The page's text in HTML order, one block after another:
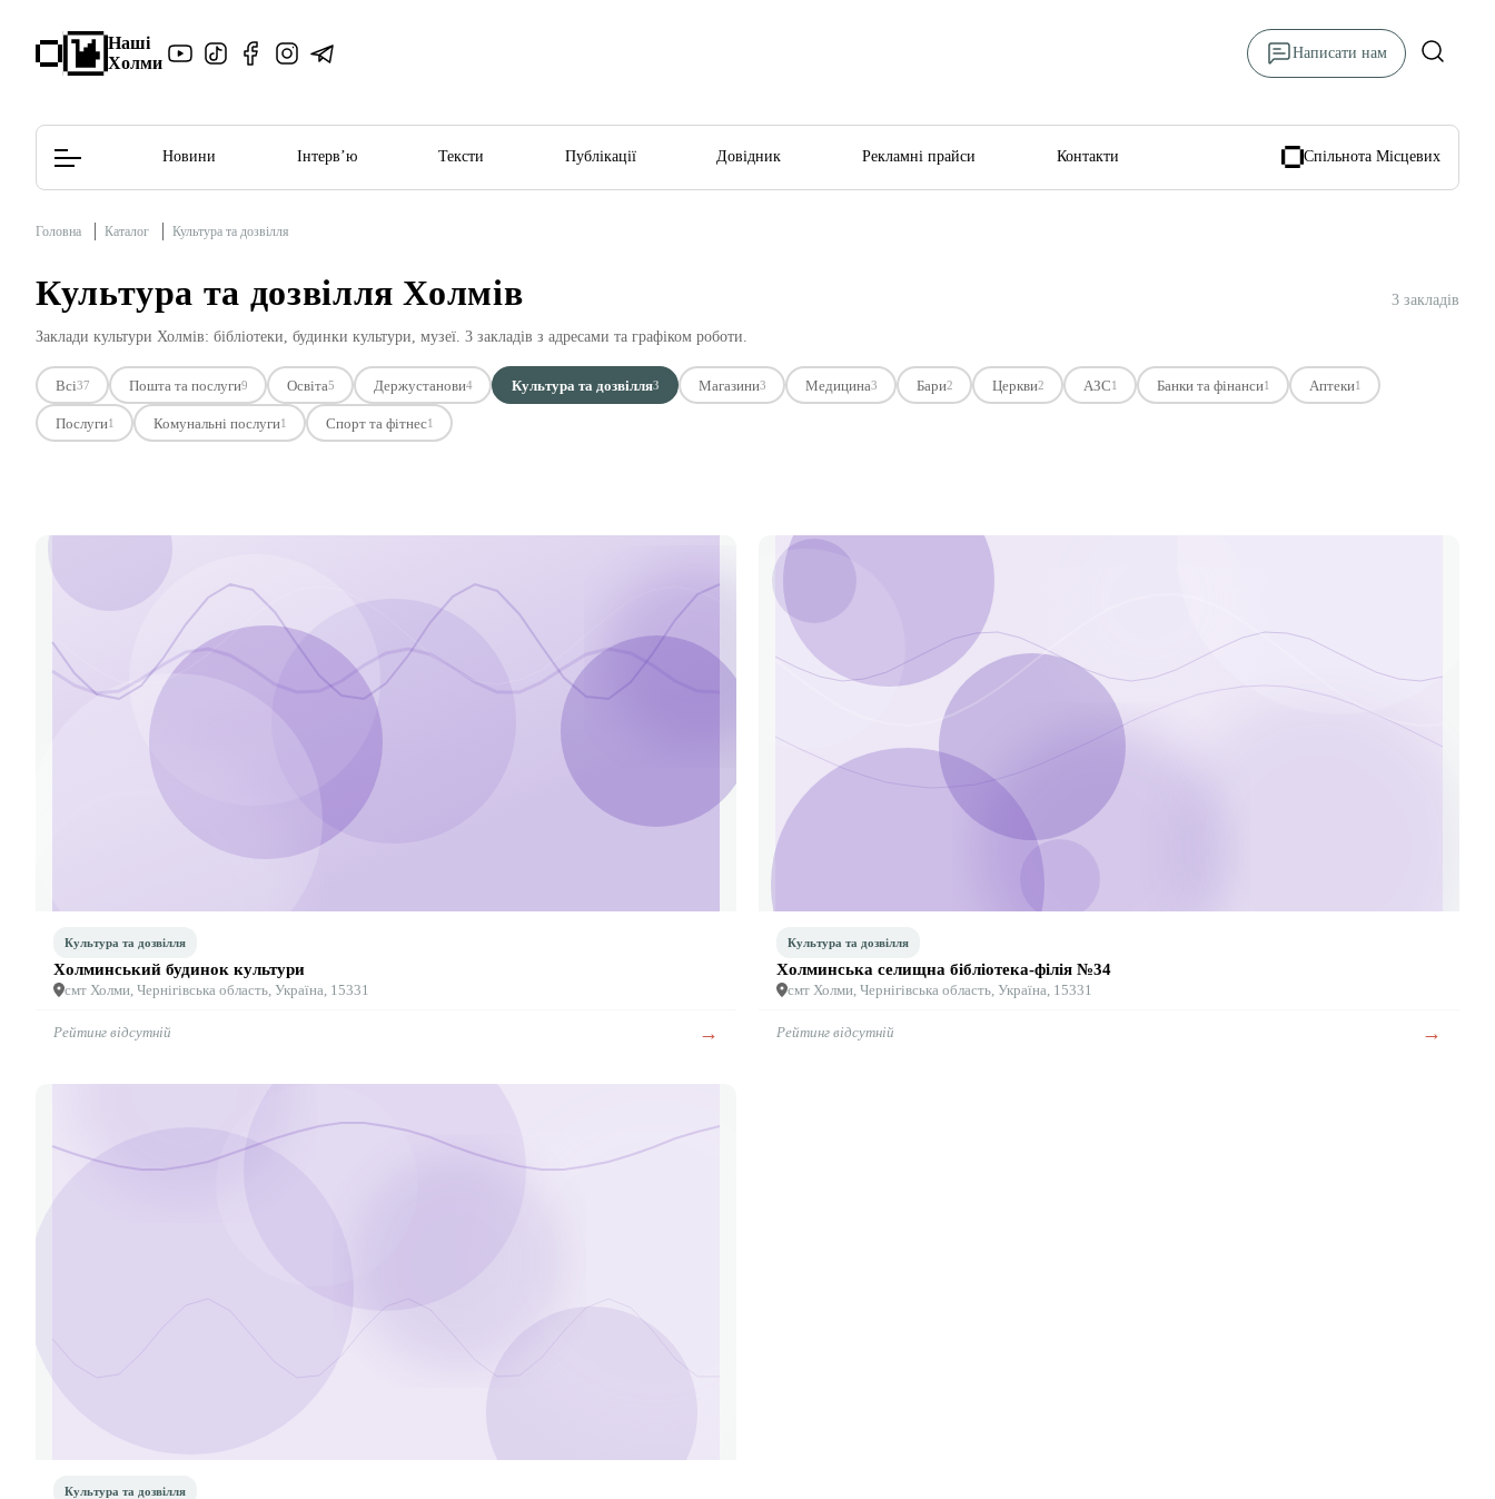
Наші
Холми
Написати нам
Редакційна політика
Новини Інтерв’ю Тексти Публікації Довідник Рекламні прайси Контакти Спільнота Місцевих
Головна Каталог Культура та дозвілля
Культура та дозвілля Холмів 3 закладів
Заклади культури Холмів: бібліотеки, будинки культури, музеї. 3 закладів з адресами та графіком роботи.
Всі37 Пошта та послуги9 Освіта5 Держустанови4 Культура та дозвілля3 Магазини3 Медицина3 Бари2 Церкви2 АЗС1 Банки та фінанси1 Аптеки1
Послуги1 Комунальні послуги1 Спорт та фітнес1
Культура та дозвілля
Холминський будинок культури
смт Холми, Чернігівська область, Україна, 15331
Рейтинг відсутній →
Культура та дозвілля
Холминська селищна бібліотека-філія №34
смт Холми, Чернігівська область, Україна, 15331
Рейтинг відсутній →
Культура та дозвілля